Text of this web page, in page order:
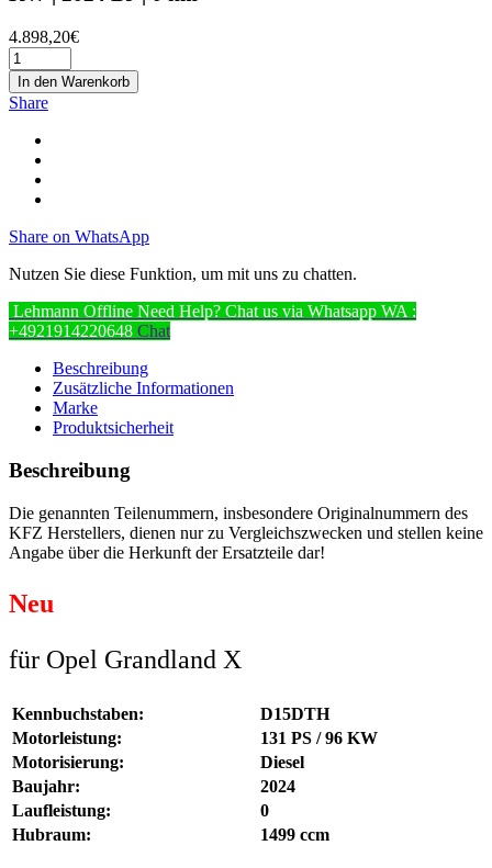
4.898,20€
In den Warenkorb
Share
Share on WhatsApp
Nutzen Sie diese Funktion, um mit uns zu chatten.
Lehmann Offline Need Help? Chat us via Whatsapp WA :
+4921914220648 Chat
Beschreibung
Zusätzliche Informationen
Marke
Produktsicherheit
Beschreibung
Die genannten Teilenummern, insbesondere Originalnummern des
KFZ Herstellers, dienen nur zu Vergleichszwecken und stellen keine
Angabe über die Herkunft der Ersatzteile dar!
Neu
für Opel Grandland X
Kennbuchstaben:
D15DTH
Motorleistung:
131 PS / 96 KW
Motorisierung:
Diesel
Baujahr:
2024
Laufleistung:
0
Hubraum:
1499 ccm